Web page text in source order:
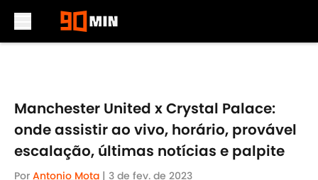
Manchester United x Crystal Palace:
onde assistir ao vivo, horário, provável
escalação, últimas notícias e palpite
Por Antonio Mota | 3 de fev. de 2023